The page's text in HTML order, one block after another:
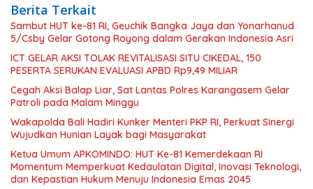
Berita Terkait
Sambut HUT ke-81 RI, Geuchik Bangka Jaya dan Yonarhanud
5/Csby Gelar Gotong Royong dalam Gerakan Indonesia Asri
ICT GELAR AKSI TOLAK REVITALISASI SITU CIKEDAL, 150
PESERTA SERUKAN EVALUASI APBD Rp9,49 MILIAR
Cegah Aksi Balap Liar, Sat Lantas Polres Karangasem Gelar
Patroli pada Malam Minggu
Wakapolda Bali Hadiri Kunker Menteri PKP RI, Perkuat Sinergi
Wujudkan Hunian Layak bagi Masyarakat
Ketua Umum APKOMINDO: HUT Ke-81 Kemerdekaan RI
Momentum Memperkuat Kedaulatan Digital, Inovasi Teknologi,
dan Kepastian Hukum Menuju Indonesia Emas 2045